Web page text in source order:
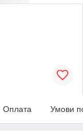
Оплата Умови